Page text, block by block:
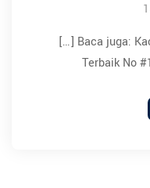
[…] Baca juga:
Terbaik No